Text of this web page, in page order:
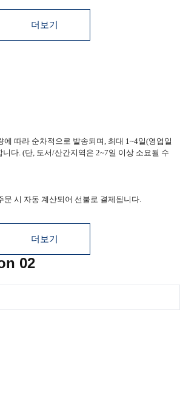
더보기
에 따라 순차적으로 발송되며, 최대 1~4일(영업일
다. (단, 도서/산간지역은 2~7일 이상 소요될 수
문 시 자동 계산되어 선불로 결제됩니다.
더보기
02